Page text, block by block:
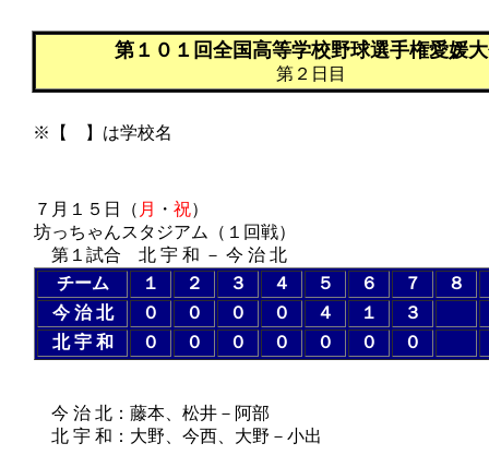
７月１５日（ 月 ・ 祝）
坊っちゃんスタジアム（１回戦）
第１試合 北 宇 和 － 今 治 北
チーム
１ ２ ３ ４ ５ ６ ７
８
今 治 北
０ ０ ０ ０ ４ １
３
北 宇 和
０ ０ ０ ０ ０ ０
０
今 治 北：藤本、松井－阿部
北 宇 和：大野、今西、大野－小出
第１０１回全国高等学校野球選手権愛媛
第２日目
※【 】は学校名